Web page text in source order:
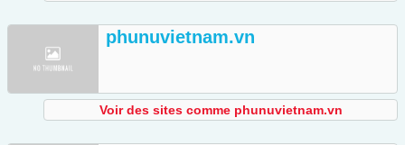
phunuvietnam.vn
Voir des sites comme phunuvietnam.vn